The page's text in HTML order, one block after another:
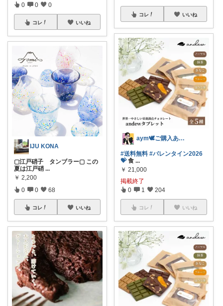
0 0 0
コレ いいね
IJU KONA
▢江戸硝子 タンブラー▢ この
夏は江戸硝 ...
￥ 2,200
0 0 68
コレ いいね
コレ いいね
aym🕊ご購入ありがとうございます✨
#送料無料 #バレンタイン2026
💝食 ...
￥ 21,000
掲載終了
0 1 204
コレ いいね